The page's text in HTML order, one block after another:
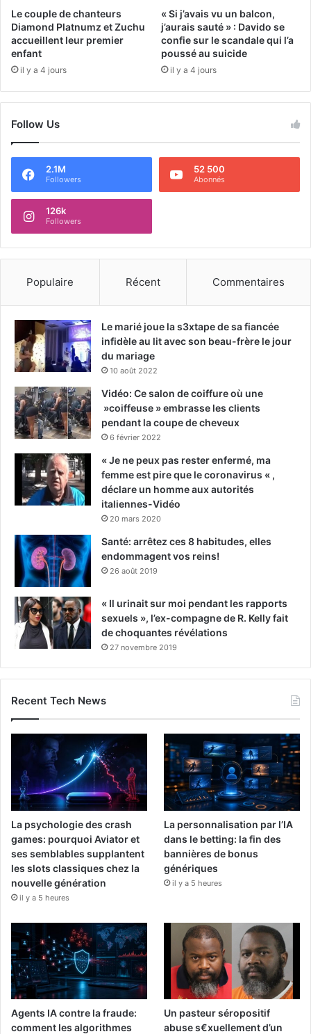
Le couple de chanteurs
Diamond Platnumz et Zuchu
accueillent leur premier
enfant
il y a 4 jours
« Si j’avais vu un balcon,
j’aurais sauté » : Davido se
confie sur le scandale qui l’a
poussé au suicide
il y a 4 jours
Follow Us
2.1M
Followers
52 500
Abonnés
126k
Followers
Populaire Récent Commentaires
Le marié joue la s3xtape de sa fiancée
infidèle au lit avec son beau-frère le jour
du mariage
10 août 2022
Vidéo: Ce salon de coiffure où une
»coiffeuse » embrasse les clients
pendant la coupe de cheveux
6 février 2022
« Je ne peux pas rester enfermé, ma
femme est pire que le coronavirus « ,
déclare un homme aux autorités
italiennes-Vidéo
20 mars 2020
Santé: arrêtez ces 8 habitudes, elles
endommagent vos reins!
26 août 2019
« Il urinait sur moi pendant les rapports
sexuels », l’ex-compagne de R. Kelly fait
de choquantes révélations
27 novembre 2019
Recent Tech News
La psychologie des crash
games: pourquoi Aviator et
ses semblables supplantent
les slots classiques chez la
nouvelle génération
il y a 5 heures
La personnalisation par l’IA
dans le betting: la fin des
bannières de bonus
génériques
il y a 5 heures
Agents IA contre la fraude:
comment les algorithmes
Un pasteur séropositif
abuse s€xuellement d’un